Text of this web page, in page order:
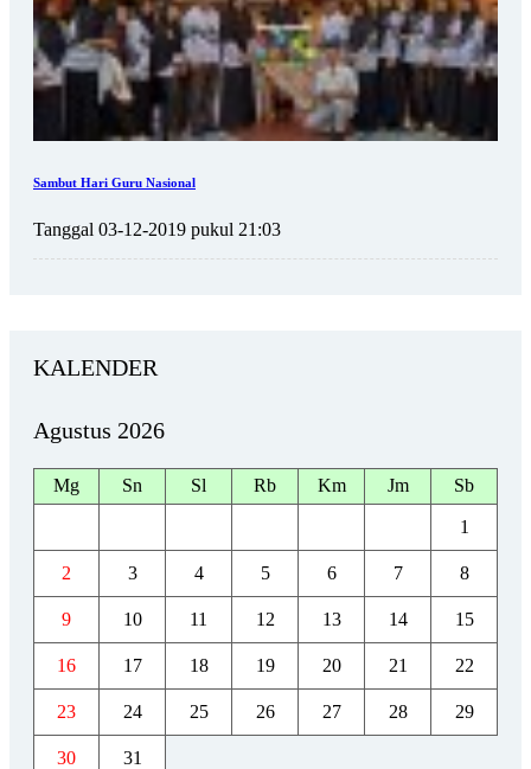
Sambut Hari Guru Nasional
Tanggal 03-12-2019 pukul 21:03
KALENDER
Agustus 2026
Mg Sn Sl Rb Km Jm Sb
1
2 3 4 5 6 7 8
9 10 11 12 13 14 15
16 17 18 19 20 21 22
23 24 25 26 27 28 29
30 31